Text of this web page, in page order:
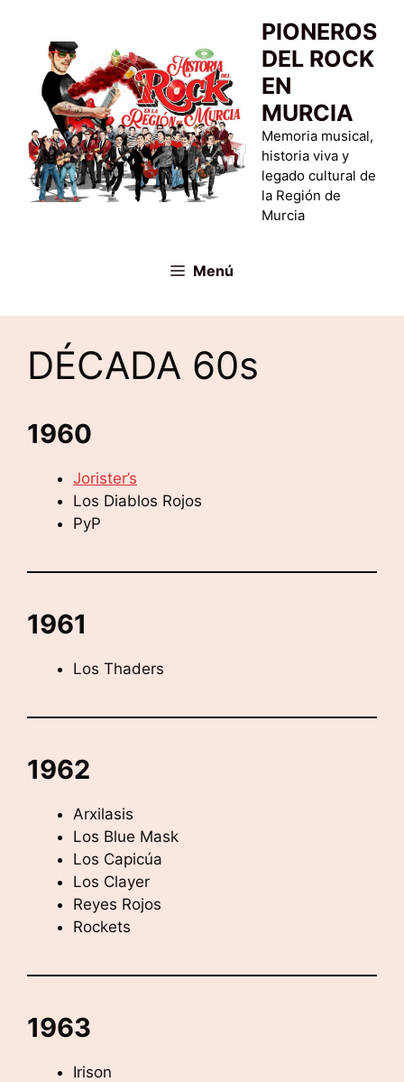
contenido
PIONEROS
DEL ROCK
EN
MURCIA
Memoria musical,
historia viva y
legado cultural de
la Región de
Murcia
Menú
DÉCADA 60s
1960
Jorister’s
Los Diablos Rojos
PyP
1961
Los Thaders
1962
Arxilasis
Los Blue Mask
Los Capicúa
Los Clayer
Reyes Rojos
Rockets
1963
Irison